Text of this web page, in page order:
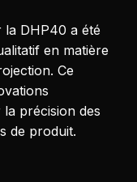
DHP40 a été
en matière
Ce
précision des
de produit.